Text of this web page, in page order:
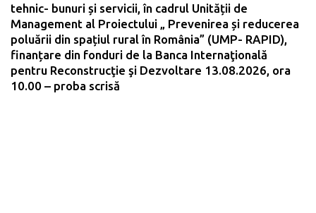
tehnic- bunuri și servicii, în cadrul Unității de
Management al Proiectului „ Prevenirea și reducerea
poluării din spațiul rural în România” (UMP- RAPID),
finanțare din fonduri de la Banca Internaţională
pentru Reconstrucţie şi Dezvoltare 13.08.2026, ora
10.00 – proba scrisă